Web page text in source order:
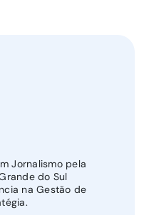
Jornalismo pela
do Sul
na Gestão de